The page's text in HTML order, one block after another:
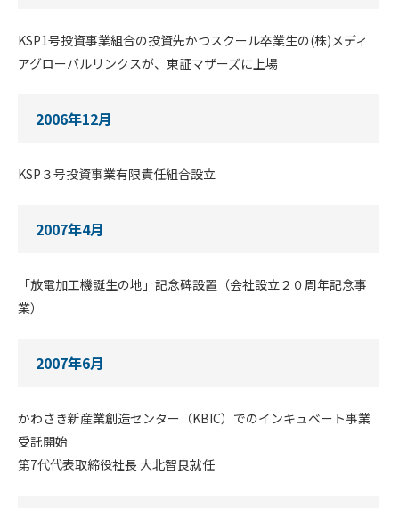
KSP1号投資事業組合の投資先かつスクール卒業生の(株)メディ
アグローバルリンクスが、東証マザーズに上場
2006年12月
KSP３号投資事業有限責任組合設立
2007年4月
「放電加工機誕生の地」記念碑設置（会社設立２０周年記念事
業）
2007年6月
かわさき新産業創造センター（KBIC）でのインキュベート事業
受託開始
第7代代表取締役社長 大北智良就任